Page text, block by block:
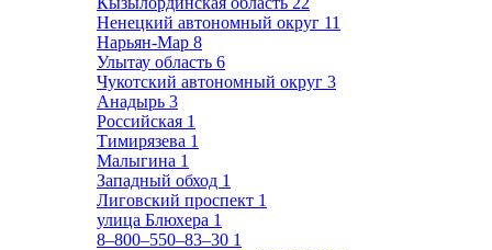
Ненецкий автономный округ 11
Нарьян-Мар 8
Улытау область 6
Чукотский автономный округ 3
Анадырь 3
Российская 1
Тимирязева 1
Малыгина 1
Западный обход 1
Лиговский проспект 1
улица Блюхера 1
8‒800‒550‒83‒30 1